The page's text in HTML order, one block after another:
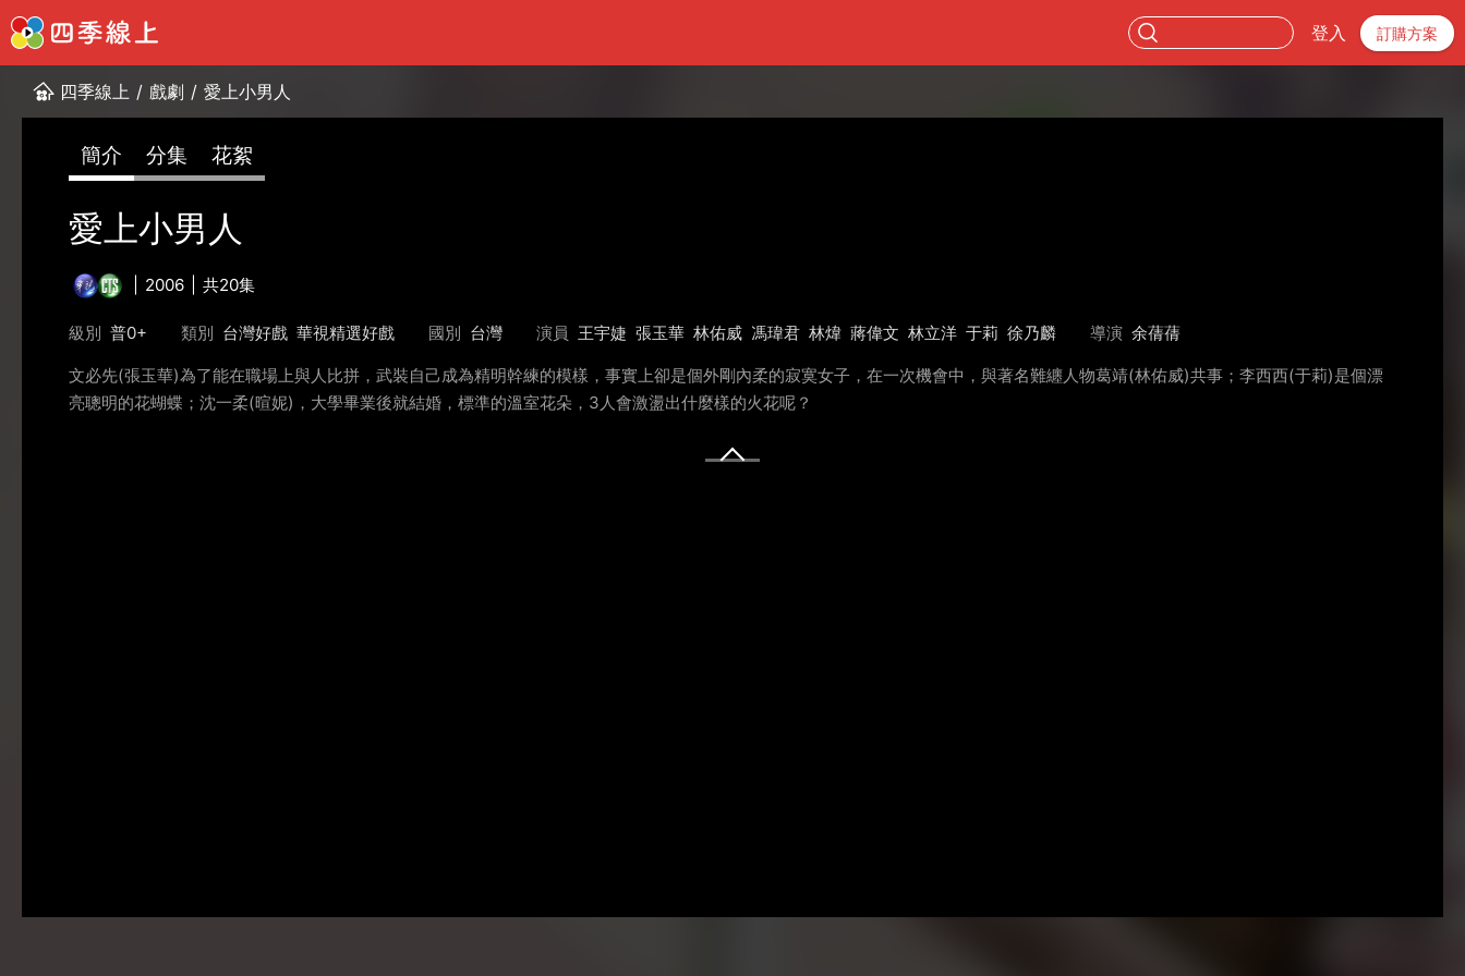
登入 訂購方案
四季線上 / 戲劇 / 愛上小男人
簡介 分集 花絮
愛上小男人
2006 共20集
級別 普0+ 類別 台灣好戲 華視精選好戲 國別 台灣 演員 王宇婕 張玉華 林佑威 馮瑋君 林煒 蔣偉文 林立洋 于莉 徐乃麟 導演 余蒨蒨
文必先(張玉華)為了能在職場上與人比拼，武裝自己成為精明幹練的模樣，事實上卻是個外剛內柔的寂寞女子，在一次機會中，與著名難纏人物葛靖(林佑威)共事；李西西(于莉)是個漂
亮聰明的花蝴蝶；沈一柔(暄妮)，大學畢業後就結婚，標準的溫室花朵，3人會激盪出什麼樣的火花呢？